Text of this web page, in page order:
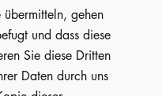
gehen
und dass diese
Sie diese Dritten
Daten durch uns